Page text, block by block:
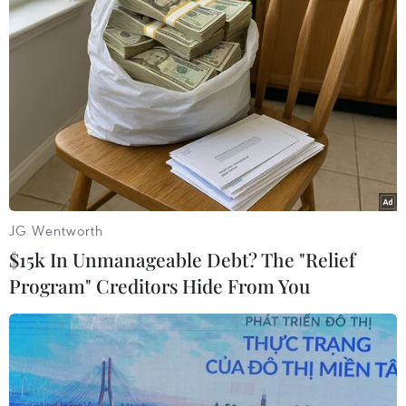
triển của Việt Nam, quyết tâm cải thiện môi
trường đầu tư kinh doanh của chính phủ; khẳng
định sẵn sàng hợp tác triển khai các dự án đầu
tư cùng có lợi tại Việt Nam./.
(TTXVN/Vietnam+)
JG Wentworth
$15k In Unmanageable Debt? The "Relief
Program" Creditors Hide From You